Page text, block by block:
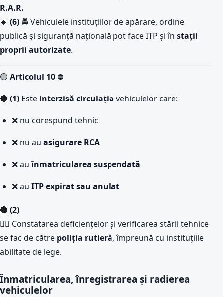
R.A.R.
🔹 (6) 🚔 Vehiculele instituțiilor de apărare, ordine
publică și siguranță națională pot face ITP și în stații
proprii autorizate.
🟢 Articolul 10⛔
🔴 (1) Este interzisă circulația vehiculelor care:
❌ nu corespund tehnic
❌ nu au asigurare RCA
❌ auînmatricularea suspendată
❌ au ITP expirat sau anulat
🔵 (2)
👮‍♂️ Constatarea deficiențelor și verificarea stării tehnice
se fac de către poliția rutieră, împreună cu instituțiile
abilitate de lege.
Înmatricularea, înregistrarea și radierea
vehiculelor